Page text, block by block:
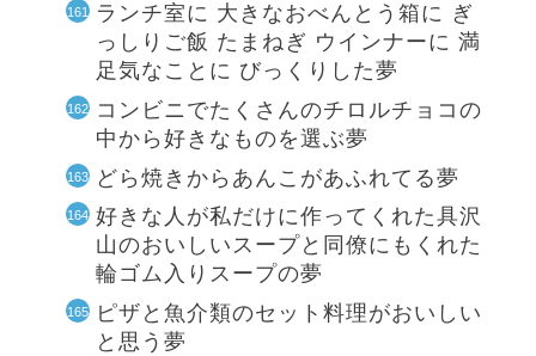
ランチ室に 大きなおべんとう箱に ぎ
っしりご飯 たまねぎ ウインナーに 満
足気なことに びっくりした夢
コンビニでたくさんのチロルチョコの
中から好きなものを選ぶ夢
どら焼きからあんこがあふれてる夢
好きな人が私だけに作ってくれた具沢
山のおいしいスープと同僚にもくれた
輪ゴム入りスープの夢
ピザと魚介類のセット料理がおいしい
と思う夢